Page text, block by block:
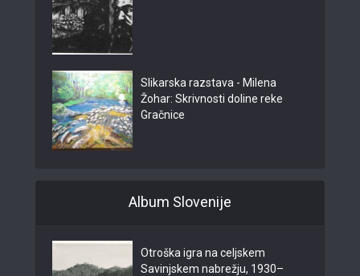
Slikarska razstava - Milena
Žohar: Skrivnosti doline reke
Gračnice
Album Slovenije
Otroška igra na celjskem
Savinjskem nabrežju, 1930–